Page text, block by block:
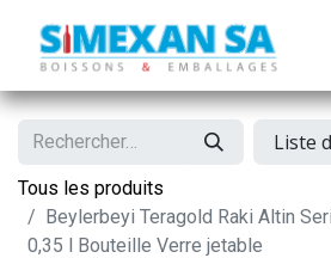
Liste
Tous les produits
Beylerbeyi Teragold Raki Altin
0,35 l Bouteille Verre jetable